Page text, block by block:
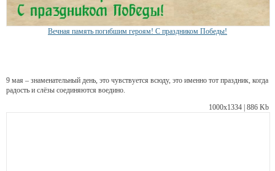
Вечная память погибшим героям! С праздником Победы!
9 мая – знаменательный день, это чувствуется всюду, это именно тот праздник, когда
радость и слёзы соединяются воедино.
1000х1334 | 886 Kb